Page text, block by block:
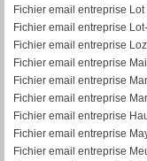
Fichier email entreprise Lot
Fichier email entreprise
Fichier email entreprise
Fichier email entreprise
Fichier email entreprise
Fichier email entreprise
Fichier email entreprise
Fichier email entreprise
Fichier email entreprise